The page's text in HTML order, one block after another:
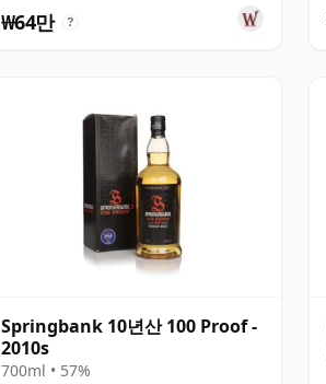
₩64만 ?
Springbank 10년산 100 Proof -
2010s
700ml • 57%